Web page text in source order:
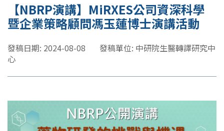
【NBRP演講】MiRXES公司資深科學
暨企業策略顧問馮玉蓮博士演講活動
發稿日期: 2024-08-08
發稿單位: 中研院生醫轉譯研究中
心